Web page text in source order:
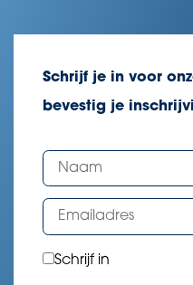
Schrijf je in voor
bevestig je
Schrijf in